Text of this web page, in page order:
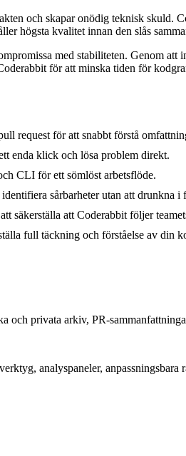
och skapar onödig teknisk skuld.
högsta kvalitet innan den slås
med stabiliteten. Genom
för att minska tiden för
request för att snabbt förstå
enda klick och lösa problem direkt.
CLI för ett sömlöst arbetsflöde.
sårbarheter utan att drunkna i
säkerställa att Coderabbit följer
full täckning och förståelse av din
och privata arkiv, PR-
analyspaneler, anpassningsbara